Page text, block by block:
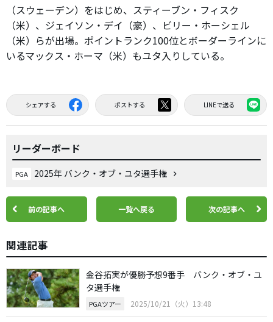
（スウェーデン）をはじめ、スティーブン・フィスク
（米）、ジェイソン・デイ（豪）、ビリー・ホーシェル
（米）らが出場。ポイントランク100位とボーダーラインに
いるマックス・ホーマ（米）もユタ入りしている。
シェアする ポストする LINEで送る
リーダーボード
PGA 2025年 バンク・オブ・ユタ選手権
前の記事へ 一覧へ戻る 次の記事へ
関連記事
金谷拓実が優勝予想9番手 バンク・オブ・ユ
タ選手権
PGAツアー 2025/10/21（火）13:48